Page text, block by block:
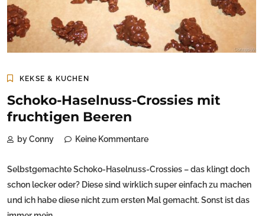
KEKSE & KUCHEN
Schoko-Haselnuss-Crossies mit
fruchtigen Beeren
by Conny Keine Kommentare
Selbstgemachte Schoko-Haselnuss-Crossies – das klingt doch
schon lecker oder? Diese sind wirklich super einfach zu machen
und ich habe diese nicht zum ersten Mal gemacht. Sonst ist das